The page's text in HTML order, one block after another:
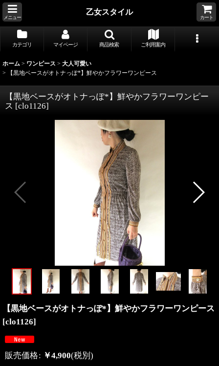
メニュー
乙女スタイル
カート
カテゴリ マイページ 商品検索 ご利用案内
ホーム > ワンピース > 大人可愛い
>
【黒地ベースがオトナっぽ*】鮮やかフラワーワンピース
【黒地ベースがオトナっぽ*】鮮やかフラワーワンピー
ス [clo1126]
【黒地ベースがオトナっぽ*】鮮やかフラワーワンピース
[clo1126]
販売価格: ￥4,900(税別)